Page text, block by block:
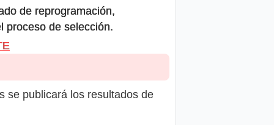
de reprogramación,
proceso de selección.
se publicará los resultados de